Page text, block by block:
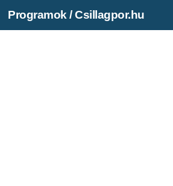
Programok / Csillagpor.hu